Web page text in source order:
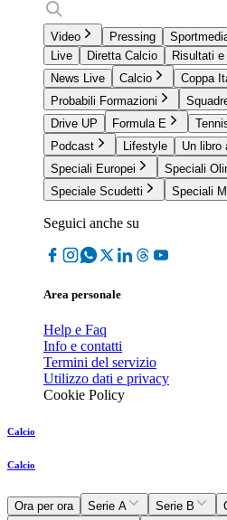
Video Pressing
Live
Diretta Calcio
Risultati
News Live
Calcio Coppa
Probabili Formazioni
Drive UP
Formula E
Podcast
Lifestyle
Un libro
Speciali Europei
Speciali
Speciale Scudetti
Speciali
Seguici anche su
Area personale
Help e Faq
Info e contatti
Termini del servizio
Utilizzo dati e privacy
Cookie Policy
Calcio
Calcio
Ora per ora Serie A Serie B